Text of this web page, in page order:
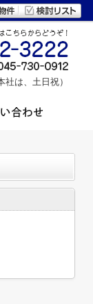
社は、土日祝）